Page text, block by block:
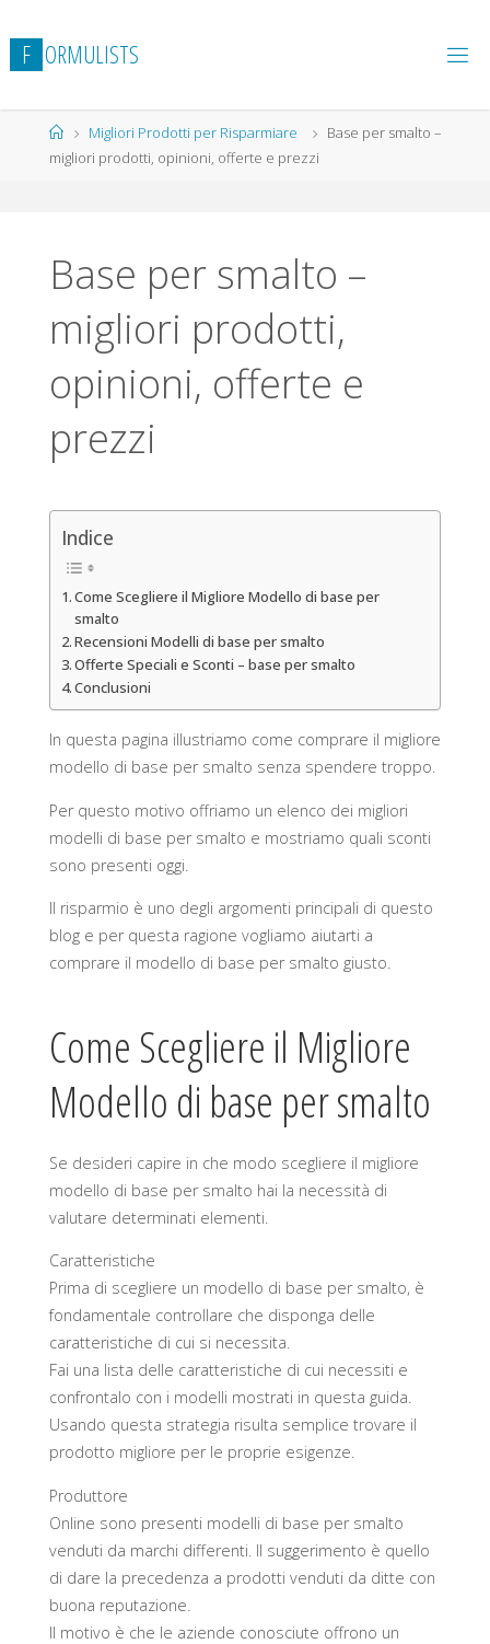
al
contenuto
F ORMULISTS
HomeMigliori Prodotti per Risparmiare
Base per smalto –
migliori prodotti, opinioni, offerte e prezzi
Base per smalto –
migliori prodotti,
opinioni, offerte e
prezzi
Indice
Come Scegliere il Migliore Modello di base per
smalto
Recensioni Modelli di base per smalto
Offerte Speciali e Sconti – base per smalto
Conclusioni
In questa pagina illustriamo come comprare il migliore
modello di base per smalto senza spendere troppo.
Per questo motivo offriamo un elenco dei migliori
modelli di base per smalto e mostriamo quali sconti
sono presenti oggi.
Il risparmio è uno degli argomenti principali di questo
blog e per questa ragione vogliamo aiutarti a
comprare il modello di base per smalto giusto.
Come Scegliere il Migliore
Modello di base per smalto
Se desideri capire in che modo scegliere il migliore
modello di base per smalto hai la necessità di
valutare determinati elementi.
Caratteristiche
Prima di scegliere un modello di base per smalto, è
fondamentale controllare che disponga delle
caratteristiche di cui si necessita.
Fai una lista delle caratteristiche di cui necessiti e
confrontalo con i modelli mostrati in questa guida.
Usando questa strategia risulta semplice trovare il
prodotto migliore per le proprie esigenze.
Produttore
Online sono presenti modelli di base per smalto
venduti da marchi differenti. Il suggerimento è quello
di dare la precedenza a prodotti venduti da ditte con
buona reputazione.
Il motivo è che le aziende conosciute offrono un